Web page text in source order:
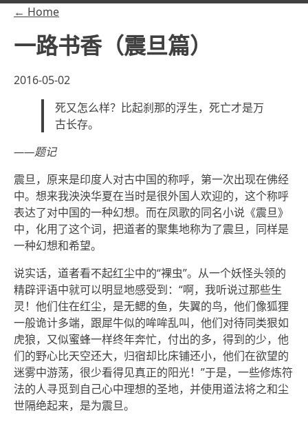
← Home
一路书香（震旦篇）
2016-05-02
死又怎么样？比起刹那的浮生，死亡才是万
古长存。
——题记
震旦，原来是印度人对古中国的称呼，第一次出现在佛经
中。想来我泱泱华夏在当时是很外国人欢迎的，这个称呼
表达了对中国的一种幻想。而在凤歌的同名小说《震旦》
中，化用了这个词，把道者的聚集地称为了震旦，同样是
一种幻想和希望。
说实话，道者看不起红尘中的“裸虫”。从一个妖怪头领的
精辟评语中就可以明显地感受到：“啊，我听说过那些生
灵！他们住在红尘，是无鳃的鱼，失翼的鸟，他们像狐狸
一般诡计多端，跟犀牛似的哞哞乱叫，他们对待同类狠如
虎狼，又似蜜蜂一样终年奔忙，付出的多，得到的少，他
们的野心比天空还大，归宿却比床铺还小，他们在欲望的
迷雾中游荡，很少看得见真正的阳光！”于是，一些修炼符
法的人寻觅到自己心中理想的圣地，并使用道法将之和尘
世隔绝起来，是为震旦。